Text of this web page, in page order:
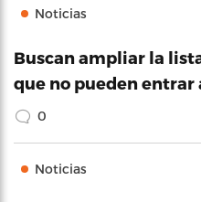
Noticias
Buscan ampliar la
que no pueden entrar
0
Noticias